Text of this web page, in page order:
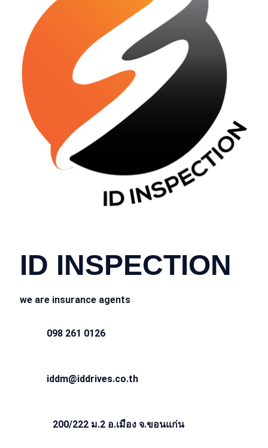
ID INSPECTION
we are insurance agents
098 261 0126
iddm@iddrives.co.th
200/222 ม.2 อ.เมือง จ.ขอนแก่น